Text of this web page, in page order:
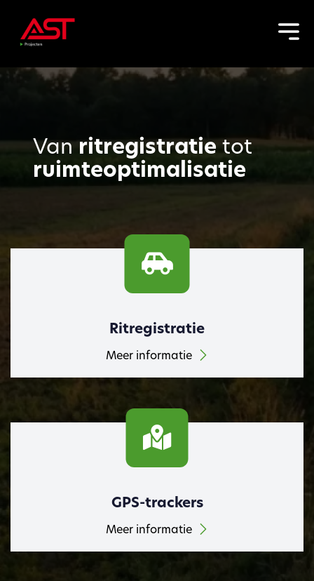
Vanritregistratietot
ruimteoptimalisatie
Ritregistratie
Meer informatie
GPS-trackers
Meer informatie